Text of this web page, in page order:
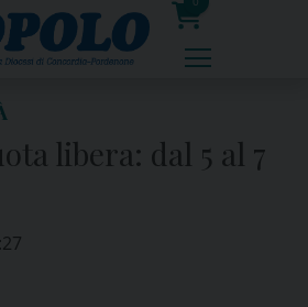
0
prodotti
libera: dal 5 al 7